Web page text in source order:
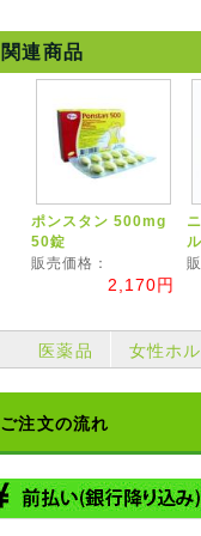
関連商品
ポンスタン 500mg
50錠
販売価格：
2,170円
医薬品 女性ホ
ご注文の流れ